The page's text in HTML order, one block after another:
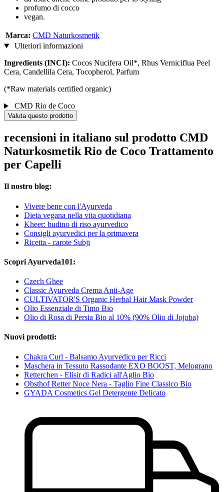
profumo di cocco
vegan.
Marca: CMD Naturkosmetik
Ulteriori informazioni
Ingredients (INCI): Cocos Nucifera Oil*, Rhus Verniciflua Peel
Cera, Candellila Cera, Tocopherol, Parfum
(*Raw materials certified organic)
CMD Rio de Coco
Valuta questo prodotto
recensioni in italiano sul prodotto CMD
Naturkosmetik Rio de Coco Trattamento
per Capelli
Il nostro blog:
Vivere bene con l'Ayurveda
Dieta vegana nella vita quotidiana
Kheer: budino di riso ayurvedico
Consigli ayurvedici per la primavera
Ricetta - carote Subji
Scopri Ayurveda101:
Czech Ghee
Classic Ayurveda Crema Anti-Age
CULTIVATOR'S Organic Herbal Hair Mask Powder
Olio Essenziale di Timo Bio
Olio di Rosa di Persia Bio al 10% (90% Olio di Jojoba)
Nuovi prodotti:
Chakra Curl - Balsamo Ayurvedico per Ricci
Maschera in Tessuto Rassodante EXO BOOST, Melograno
Retterchen - Elisir di Radici all'Aglio Bio
Obsthof Retter Noce Nera - Taglio Fine Classico Bio
GYADA Cosmetics Gel Detergente Delicato